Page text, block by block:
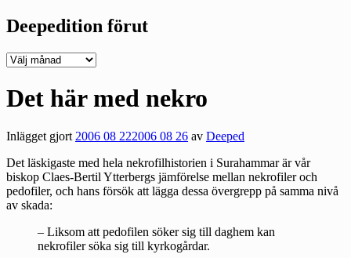
Deepedition förut
Deepedition
Det här med nekro
Inlägget gjort2006 08 222006 08 26 av Deeped
Det läskigaste med hela nekrofilhistorien i Surahammar är vår
biskop Claes-Bertil Ytterbergs jämförelse mellan nekrofiler och
pedofiler, och hans försök att lägga dessa övergrepp på samma nivå
av skada:
– Liksom att pedofilen söker sig till daghem kan
nekrofiler söka sig till kyrkogårdar.